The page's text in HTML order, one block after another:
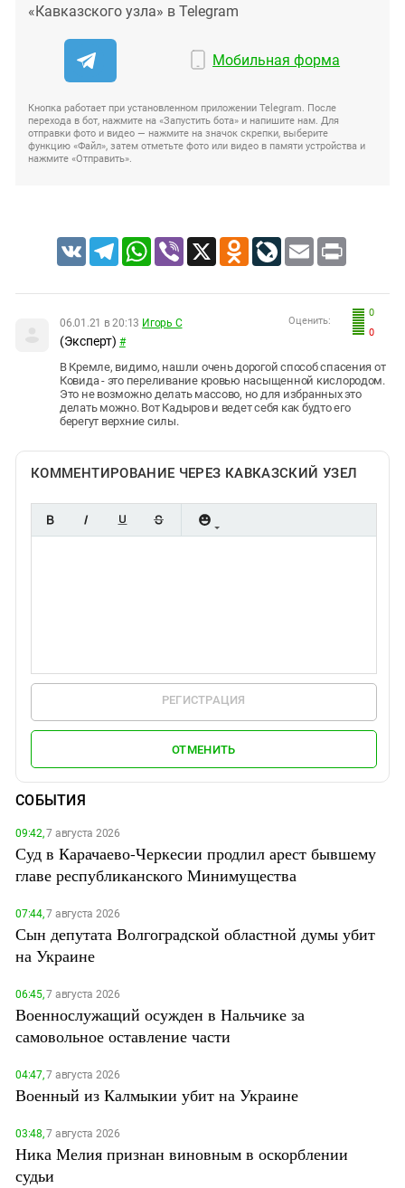
«Кавказского узла» в Telegram
Мобильная форма
Кнопка работает при установленном приложении Telegram. После
перехода в бот, нажмите на «Запустить бота» и напишите нам. Для
отправки фото и видео — нажмите на значок скрепки, выберите
функцию «Файл», затем отметьте фото или видео в памяти устройства и
нажмите «Отправить».
VK TelegramWhatsApp
Viber X Odnoklassniki
LiveJournal
Email Print
0
0
Оценить:
06.01.21 в 20:13 Игорь С
(Эксперт) #
В Кремле, видимо, нашли очень дорогой способ спасения от
Ковида - это переливание кровью насыщенной кислородом.
Это не возможно делать массово, но для избранных это
делать можно. Вот Кадыров и ведет себя как будто его
берегут верхние силы.
КОММЕНТИРОВАНИЕ ЧЕРЕЗ КАВКАЗСКИЙ УЗЕЛ
РЕГИСТРАЦИЯ
ОТМЕНИТЬ
СОБЫТИЯ
09:42,7 августа 2026
Суд в Карачаево-Черкесии продлил арест бывшему
главе республиканского Минимущества
07:44,7 августа 2026
Сын депутата Волгоградской областной думы убит
на Украине
06:45,7 августа 2026
Военнослужащий осужден в Нальчике за
самовольное оставление части
04:47,7 августа 2026
Военный из Калмыкии убит на Украине
03:48,7 августа 2026
Ника Мелия признан виновным в оскорблении
судьи